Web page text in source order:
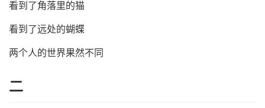
看到了角落里的猫
看到了远处的蝴蝶
两个人的世界果然不同
二